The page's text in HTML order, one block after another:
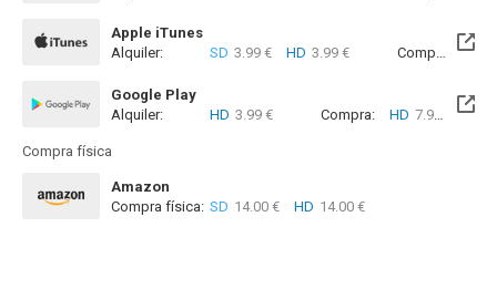
Apple iTunes
Alquiler:
SD 3.99 € HD 3.99 € Compra: SD
Google Play
Alquiler:
HD 3.99 € Compra: HD 7.99 €
Compra física
Amazon
Compra física: SD 14.00 € HD 14.00 €